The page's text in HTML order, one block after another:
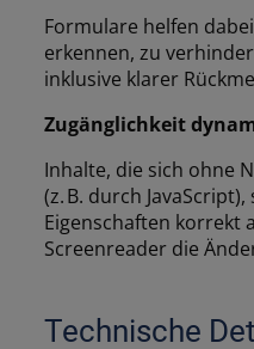
Formulare helfen
erkennen, zu
inklusive klarer
Zugänglichkeit
Inhalte, die sich ohne
(z. B. durch
Eigenschaften korrekt
Screenreader die
Technische